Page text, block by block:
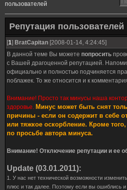
пользователей
Репутация пользователей
[1] BratCapitan [2008-01-14, 4:24:45]
В данной теме Вы можете попросить
с Вашей драгоценной репутацией.
официально и полностью подчиняется
поблажек. То же относится и к
Внимание! Просто так минусы наша
здоровье. Минус может быть снят
причины - если он содержит в себе
или тяжкое оскорбление. Кроме
по просьбе автора минуса.
Внимание! Отключение репутации и ее
Update (03.01.2011):
1. У нас нет технической возможности
плюс и так далее. Поэтому если вы ошиблись и